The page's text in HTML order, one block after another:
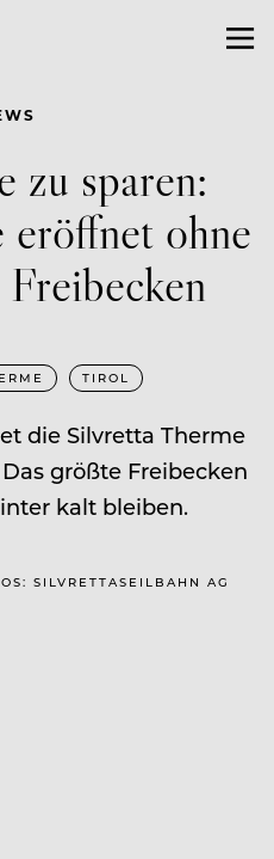
zu sparen:
eröffnet ohne
TIROL
die Silvretta Therme
größte Freibecken
kalt bleiben.
SILVRETTASEILBAHN AG